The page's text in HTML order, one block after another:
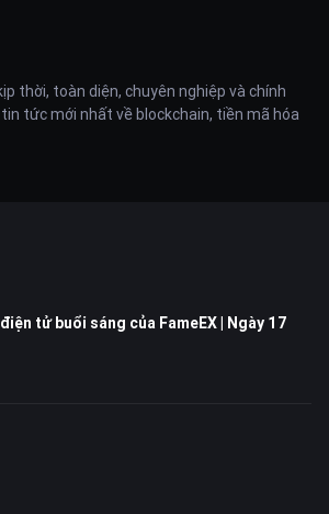
thời, toàn diện, chuyên nghiệp và chính
tức mới nhất về blockchain, tiền mã hóa
tử buổi sáng của FameEX | Ngày 17